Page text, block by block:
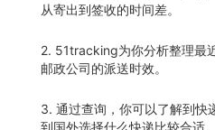
从寄出到签收的时间差。
2. 51tracking为你分析整理最
邮政公司的派送时效。
3. 通过查询，你可以了解到快
到国外选择什么快递比较合适。